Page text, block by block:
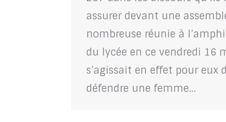
assurer devant une
nombreuse réunie à
du lycée en ce vendredi 16
s’agissait en effet pour eux
défendre une femme…